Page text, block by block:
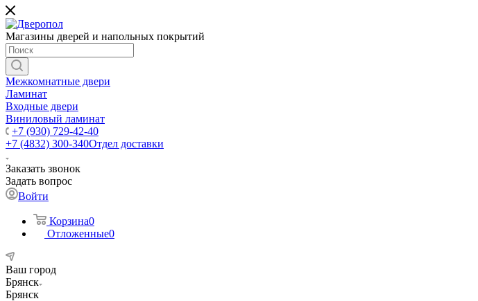
Магазины дверей и напольных покрытий
Межкомнатные двери
Ламинат
Входные двери
Виниловый ламинат
+7 (930) 729-42-40
+7 (4832) 300-340Отдел доставки
Заказать звонок
Задать вопрос
Войти
Корзина0
Отложенные0
Ваш город
Брянск
Брянск